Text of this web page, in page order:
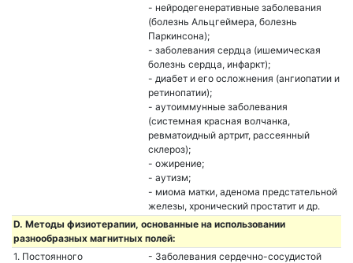
- нейродегенеративные заболевания
(болезнь Альцгеймера, болезнь
Паркинсона);
- заболевания сердца (ишемическая
болезнь сердца, инфаркт);
- диабет и его осложнения (ангиопатии и
ретинопатии);
- аутоиммунные заболевания
(системная красная волчанка,
ревматоидный артрит, рассеянный
склероз);
- ожирение;
- аутизм;
- миома матки, аденома предстательной
железы, хронический простатит и др.
D. Методы физиотерапии, основанные на использовании
разнообразных магнитных полей:
1. Постоянного
- Заболевания сердечно-сосудистой